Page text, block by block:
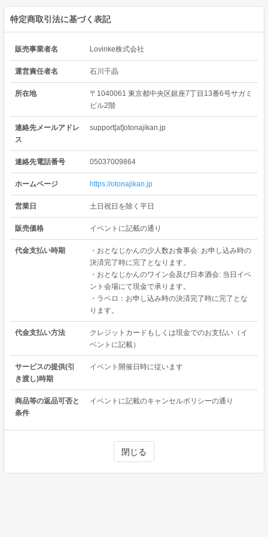
特定商取引法に基づく表記
販売事業者名 Lovinke株式会社
運営責任者名 石川千晶
所在地
〒1040061 東京都中央区銀座7丁目13番6号サガミ
ビル2階
連絡先メールアドレ
ス
support[at]otonajikan.jp
連絡先電話番号 05037009864
ホームページ https://otonajikan.jp
営業日 土日祝日を除く平日
販売価格 イベントに記載の通り
代金支払い時期
・おとなじかんの少人数お食事会: お申し込み時の
決済完了時に完了となります。
・おとなじかんのワイン会及び日本酒会: 当日イベ
ント会場にて現金で承ります。
・ラペロ：お申し込み時の決済完了時に完了とな
ります。
代金支払い方法
クレジットカードもしくは現金でのお支払い（イ
ベントに記載）
サービスの提供(引
き渡し)時期
イベント開催日時に従います
商品等の返品可否と
条件
イベントに記載のキャンセルポリシーの通り
閉じる